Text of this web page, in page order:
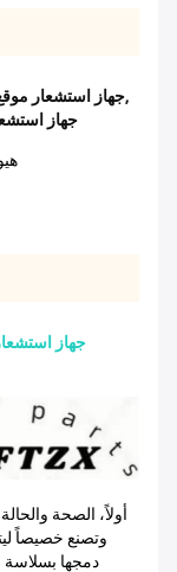
39180-25300 جهاز,
3918025300
جهاز
وتصنع خصيصاً
دمجها بسلاسة